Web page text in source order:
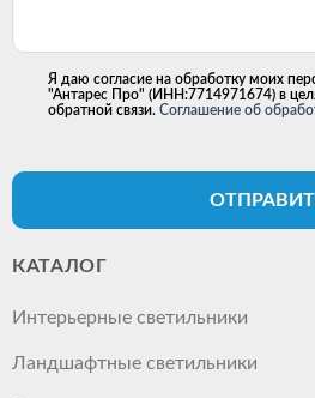
Я даю согласие на обработку моих
"Антарес Про" (ИНН:7714971674) в
обратной связи. Соглашение об
КАТАЛОГ
Интерьерные светильники
Ландшафтные светильники